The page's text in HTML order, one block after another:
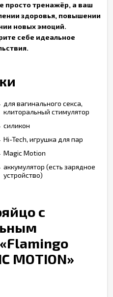
просто тренажёр, а ваш
здоровья, повышении
новых эмоций.
себе идеальное
для вагинального секса,
клиторальный стимулятор
силикон
Hi-Tech, игрушка для пар
Magic Motion
аккумулятор (есть зарядное
устройство)
с
MOTION»